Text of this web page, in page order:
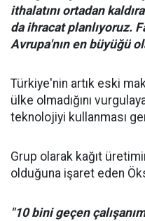
ithalatını ortadan
da ihracat planlıyoruz.
Avrupa'nın en büyüğü
Türkiye'nin artık eski
ülke olmadığını
teknolojiyi kullanması
Grup olarak kağıt
olduğuna işaret eden
"10 bini geçen